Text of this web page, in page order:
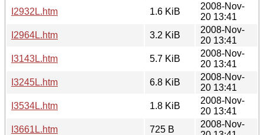
I2932L.htm
1.6 KiB
2008-Nov-
20 13:41
I2964L.htm
3.2 KiB
2008-Nov-
20 13:41
I3143L.htm
5.7 KiB
2008-Nov-
20 13:41
I3245L.htm
6.8 KiB
2008-Nov-
20 13:41
I3534L.htm
1.8 KiB
2008-Nov-
20 13:41
I3661L.htm
725 B
2008-Nov-